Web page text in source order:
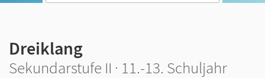
Dreiklang
Sekundarstufe II · 11.-13. Schuljahr